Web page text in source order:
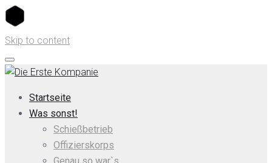
Skip to content
Startseite
Was sonst!
Schießbetrieb
Offizierskorps